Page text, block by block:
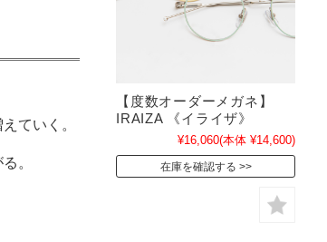
【度数オーダーメガネ】
IRAIZA 《イライザ》
¥16,060(本体 ¥14,600)
在庫を確認する
ていく。
。